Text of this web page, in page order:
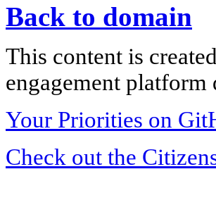
Back to domain
This content is
engagement
Your Priorities on
Check out the